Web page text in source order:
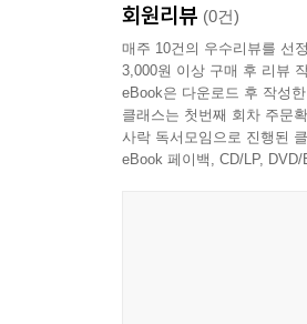
회원리뷰 (0건)
매주 10건의 우수리뷰를 선
3,000원 이상 구매 후 리뷰
eBook은 다운로드 후 작성
클래스는 첫번째 회차 주문
사락 독서모임으로 진행된
eBook 페이백, CD/LP,